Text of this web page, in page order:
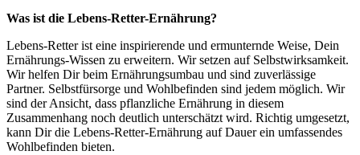
Was ist die Lebens-Retter-Ernährung?
Lebens-Retter ist eine inspirierende und ermunternde Weise, Dein
Ernährungs-Wissen zu erweitern. Wir setzen auf Selbstwirksamkeit.
Wir helfen Dir beim Ernährungsumbau und sind zuverlässige
Partner. Selbstfürsorge und Wohlbefinden sind jedem möglich. Wir
sind der Ansicht, dass pflanzliche Ernährung in diesem
Zusammenhang noch deutlich unterschätzt wird. Richtig umgesetzt,
kann Dir die Lebens-Retter-Ernährung auf Dauer ein umfassendes
Wohlbefinden bieten.